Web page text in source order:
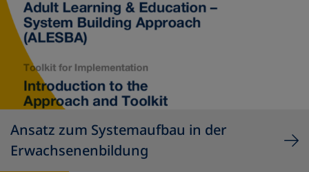
Ansatz zum Systemaufbau in der
Erwachsenenbildung